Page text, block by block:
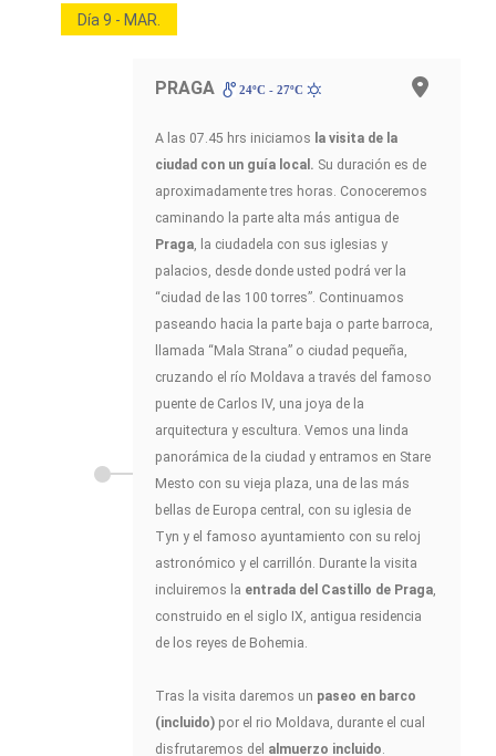
Día 9 - MAR.
PRAGA 24ºC - 27ºC
A las 07.45 hrs iniciamos la visita de la
ciudad con un guía local. Su duración es de
aproximadamente tres horas. Conoceremos
caminando la parte alta más antigua de
Praga, la ciudadela con sus iglesias y
palacios, desde donde usted podrá ver la
“ciudad de las 100 torres”. Continuamos
paseando hacia la parte baja o parte barroca,
llamada “Mala Strana” o ciudad pequeña,
cruzando el río Moldava a través del famoso
puente de Carlos IV, una joya de la
arquitectura y escultura. Vemos una linda
panorámica de la ciudad y entramos en Stare
Mesto con su vieja plaza, una de las más
bellas de Europa central, con su iglesia de
Tyn y el famoso ayuntamiento con su reloj
astronómico y el carrillón. Durante la visita
incluiremos la entrada del Castillo de Praga,
construido en el siglo IX, antigua residencia
de los reyes de Bohemia.
Tras la visita daremos un paseo en barco
(incluido) por el rio Moldava, durante el cual
disfrutaremos del almuerzo incluido.